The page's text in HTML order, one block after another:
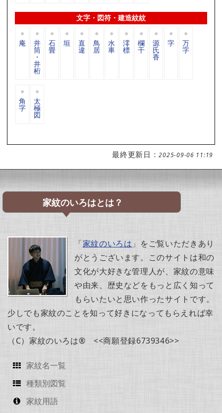
文字・図符・建造紋紋
庵 井
筒
・
井
桁
石
畳
垣 直
違
鳥
居
水
車
澪
標
欄
干
源
氏
香
字 万
字
角
字
太
極
図
最終更新日：2025-09-06 11:19
家紋のいろはとは？
「家紋のいろは」をご覧いただきあり
がとうございます。このサイトは和の
文化が大好きな管理人が、家紋の意味
や由来、歴史などをもっと広く知って
もらいたいと思い作ったサイトです。
少しでも家紋のことを知って好きになってもらえれば幸
いです。
（C）家紋のいろは® <<商願登録6739346>>
家紋名一覧
種類別図覧
家紋用語